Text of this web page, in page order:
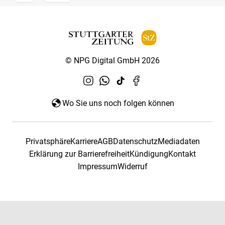
© NPG Digital GmbH 2026
Wo Sie uns noch folgen können
PrivatsphäreKarriereAGBDatenschutzMediadaten
Erklärung zur BarrierefreiheitKündigungKontakt
ImpressumWiderruf